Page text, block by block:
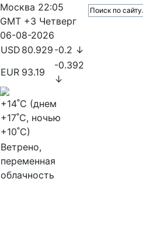
Москва 22:05
GMT +3 Четверг
06-08-2026
USD 80.929 -0.2 ↓
EUR 93.19
-0.392
↓
+14˚C (днем
+17˚C, ночью
+10˚C)
Ветрено,
переменная
облачность